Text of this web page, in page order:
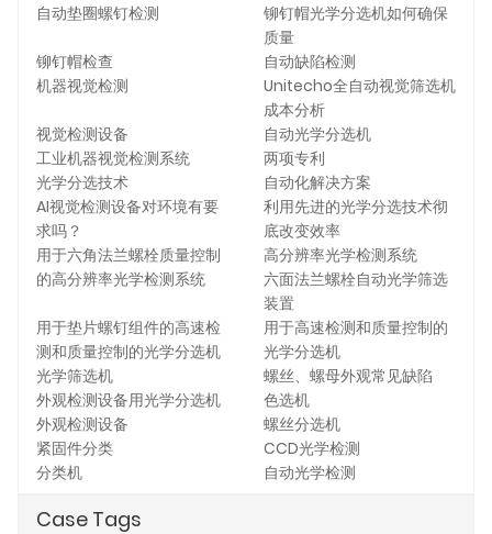
自动垫圈螺钉检测
铆钉帽光学分选机如何确保
质量
铆钉帽检查
自动缺陷检测
机器视觉检测
Unitecho全自动视觉筛选机
成本分析
视觉检测设备
自动光学分选机
工业机器视觉检测系统
两项专利
光学分选技术
自动化解决方案
AI视觉检测设备对环境有要
求吗？
利用先进的光学分选技术彻
底改变效率
用于六角法兰螺栓质量控制
的高分辨率光学检测系统
高分辨率光学检测系统
六面法兰螺栓自动光学筛选
装置
用于垫片螺钉组件的高速检
测和质量控制的光学分选机
用于高速检测和质量控制的
光学分选机
光学筛选机
螺丝、螺母外观常见缺陷
外观检测设备用光学分选机
色选机
外观检测设备
螺丝分选机
紧固件分类
CCD光学检测
分类机
自动光学检测
Case Tags